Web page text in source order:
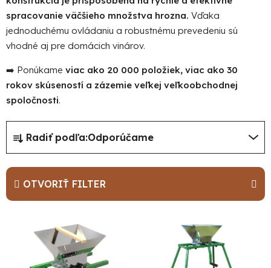
spracovanie väčšieho množstva hrozna. Vďaka
jednoduchému ovládaniu a robustnému prevedeniu sú
vhodné aj pre domácich vinárov.
➡️ Ponúkame viac ako 20 000 položiek, viac ako 30
rokov skúseností a zázemie veľkej veľkoobchodnej
spoločnosti.
R
a
d
e
n
Radiť podľa:Odporúčame
OTVORIŤ FILTER